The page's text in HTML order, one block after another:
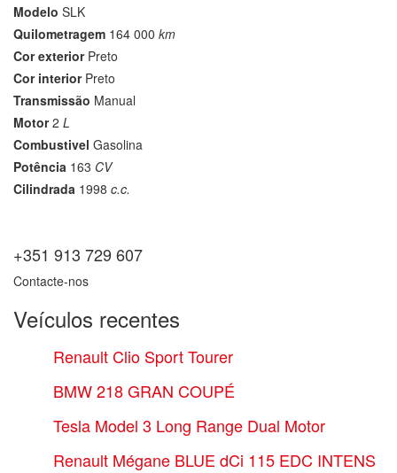
Modelo SLK
Quilometragem 164 000 km
Cor exterior Preto
Cor interior Preto
Transmissão Manual
Motor 2 L
Combustivel Gasolina
Potência 163 CV
Cilindrada 1998 c.c.
+351 913 729 607
Contacte-nos
Veículos recentes
Renault Clio Sport Tourer
BMW 218 GRAN COUPÉ
Tesla Model 3 Long Range Dual Motor
Renault Mégane BLUE dCi 115 EDC INTENS